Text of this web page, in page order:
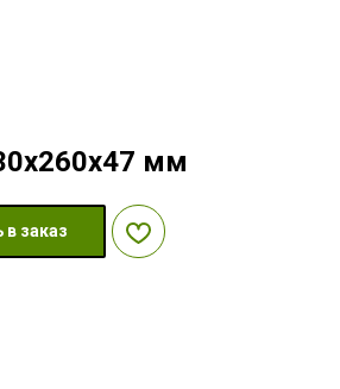
мм
в заказ